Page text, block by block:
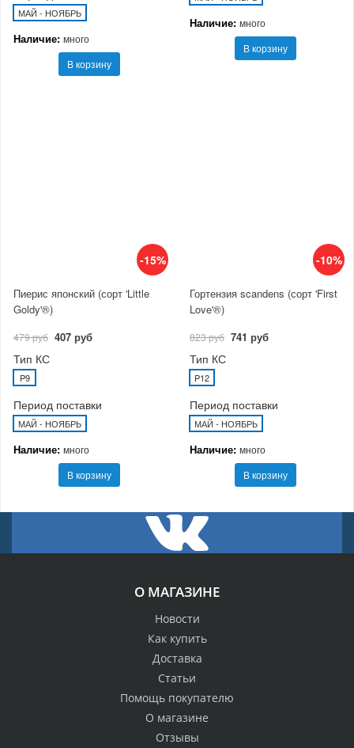
МАЙ - НОЯБРЬ
Наличие: много
В корзину
Наличие: много
В корзину
-15%
Пиерис японский (сорт 'Little
Goldy'®)
479 руб 407 руб
Тип КС
P9
Период поставки
МАЙ - НОЯБРЬ
Наличие: много
В корзину
-10%
Гортензия scandens (сорт 'First
Love'®)
823 руб 741 руб
Тип КС
P12
Период поставки
МАЙ - НОЯБРЬ
Наличие: много
В корзину
О МАГАЗИНЕ
Новости
Как купить
Доставка
Статьи
Помощь покупателю
О магазине
Отзывы